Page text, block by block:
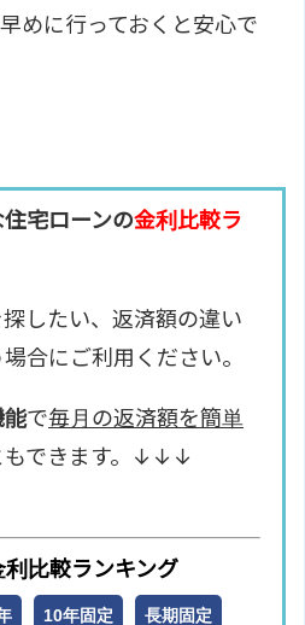
めに行っておくと安心で
宅ローンの金利比較ラ
したい、返済額の違い
合にご利用ください。
能で毎月の返済額を簡単
もできます。↓↓↓
利比較ランキング
10年固定 長期固定